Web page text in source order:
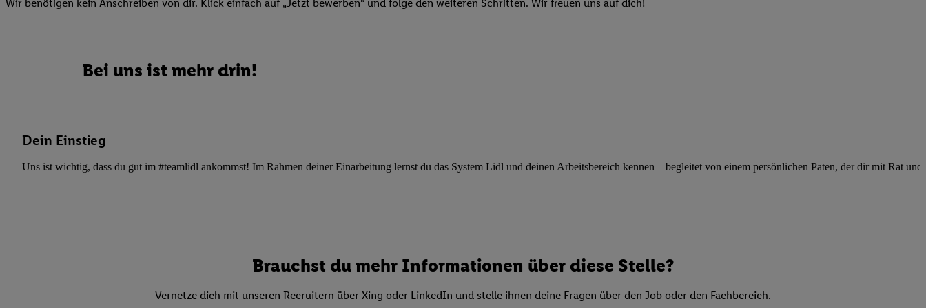
Wir benötigen kein Anschreiben von dir. Klick einfach auf „Jetzt bewerben“ und folge den weiteren Schritten. Wir freuen uns auf dich!
Bei uns ist mehr drin!
Dein Einstieg
Uns ist wichtig, dass du gut im #teamlidl ankommst! Im Rahmen deiner Einarbeitung lernst du das System Lidl und deinen Arbeitsbereich kennen – begleitet von einem persönlichen Paten, der dir mit Rat und
Brauchst du mehr Informationen über diese Stelle?
Vernetze dich mit unseren Recruitern über Xing oder LinkedIn und stelle ihnen deine Fragen über den Job oder den Fachbereich.
Anzeige von Werbung und Inhalten, Abgleichung und Kombination von Daten aus unterschiedlichen Quellen,
von Zielgruppen durch Statistiken oder Kombinationen von Daten aus verschiedenen Quellen. Verwendung